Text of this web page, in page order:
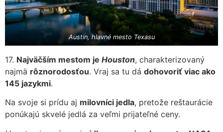
Austin, hlavné mesto Texasu
17. Najväčším mestom je Houston, charakterizovaný
najmä rôznorodosťou. Vraj sa tu dá dohovoriť viac ako
145 jazykmi.
Na svoje si prídu aj milovníci jedla, pretože reštaurácie
ponúkajú skvelé jedlá za veľmi prijateľné ceny.